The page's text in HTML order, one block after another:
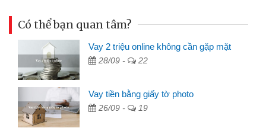
Có thể bạn quan tâm?
Vay 2 triệu online không cần gặp mặt
28/09 - 22
Vay tiền bằng giấy tờ photo
26/09 - 19